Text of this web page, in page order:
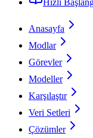
Hızlı
Anasayfa
Modlar
Görevler
Modeller
Karşılaştır
Veri Setleri
Çözümler